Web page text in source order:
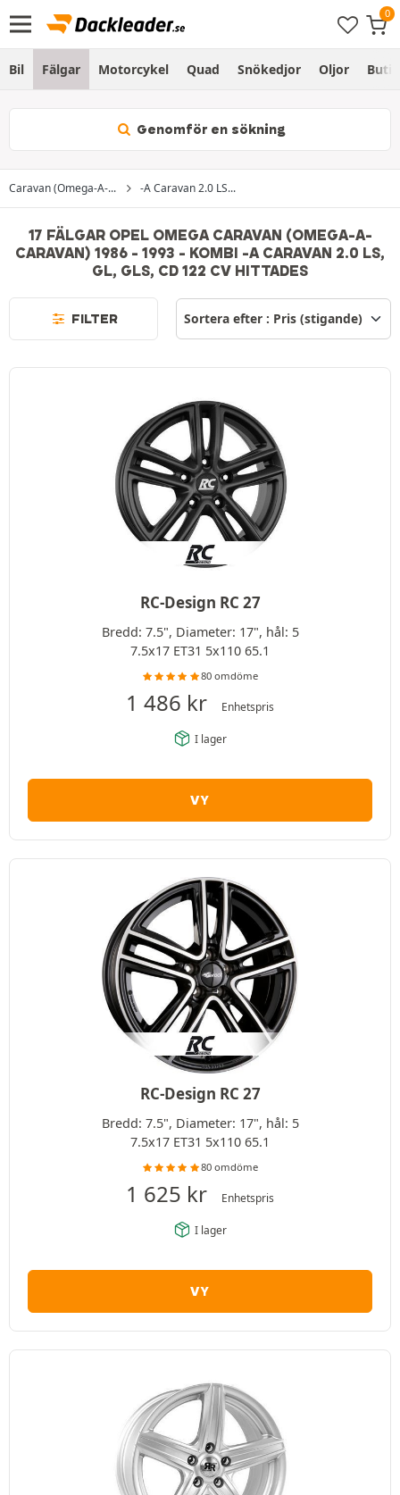
Bil Fälgar Motorcykel Quad Snökedjor Oljor Butik
Genomför en sökning
Caravan (Omega-A-... -A Caravan 2.0 LS...
17 FÄLGAR OPEL OMEGA CARAVAN (OMEGA-A-
CARAVAN) 1986 - 1993 - KOMBI -A CARAVAN 2.0 LS,
GL, GLS, CD 122 CV HITTADES
FILTER
RC-Design RC 27
Bredd: 7.5", Diameter: 17", hål: 5
7.5x17 ET31 5x110 65.1
80 omdöme
1 486 kr Enhetspris
I lager
VY
RC-Design RC 27
Bredd: 7.5", Diameter: 17", hål: 5
7.5x17 ET31 5x110 65.1
80 omdöme
1 625 kr Enhetspris
I lager
VY